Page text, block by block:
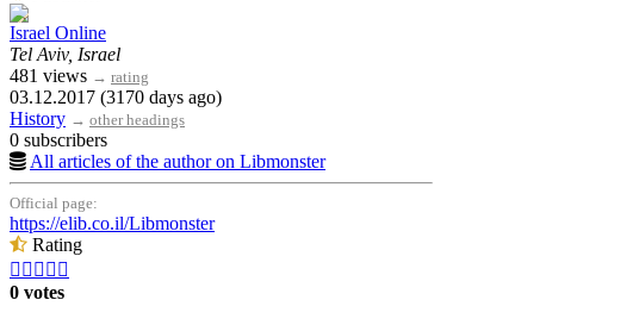
Israel Online
Tel Aviv, Israel
481 views → rating
03.12.2017 (3170 days ago)
History → other headings
0 subscribers
All articles of the author on Libmonster
Official page:
https://elib.co.il/Libmonster
Rating
    
0 votes